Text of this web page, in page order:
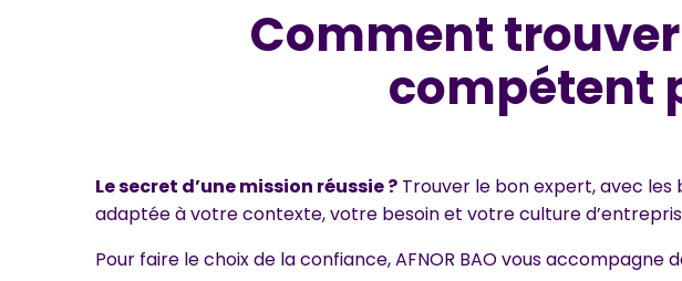
Comment
compétent
Le secret d’une mission réussie ? Trouver le bon expert, avec
adaptée à votre contexte, votre besoin et votre culture
Pour faire le choix de la confiance, AFNOR BAO vous